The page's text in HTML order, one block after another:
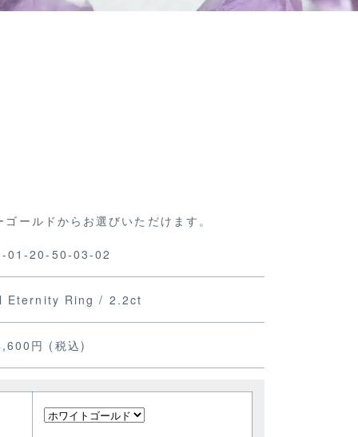
ールドからお選びいただけます。
01-20-50-03-02
Eternity Ring / 2.2ct
円 (税込)